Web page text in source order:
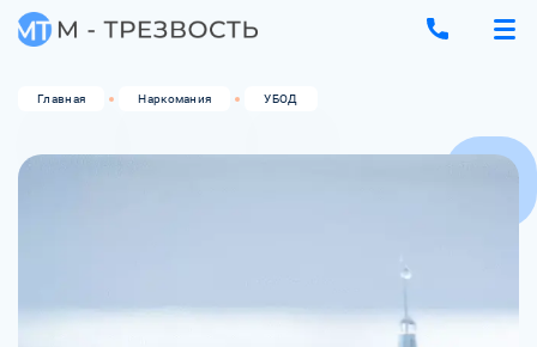
Главная Наркомания УБОД